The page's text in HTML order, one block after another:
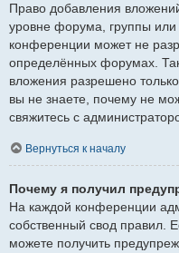
Право добавления
уровне форума, группы или
конференции может не
определённых форумах.
вложения разрешено
вы не знаете, почему не
свяжитесь с
Вернуться к началу
Почему я получил
На каждой конференции
собственный свод правил.
можете получить